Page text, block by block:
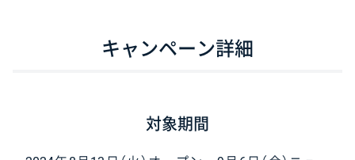
キャンペーン詳細
対象期間